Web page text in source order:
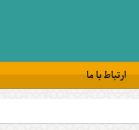
ارتباط با ما